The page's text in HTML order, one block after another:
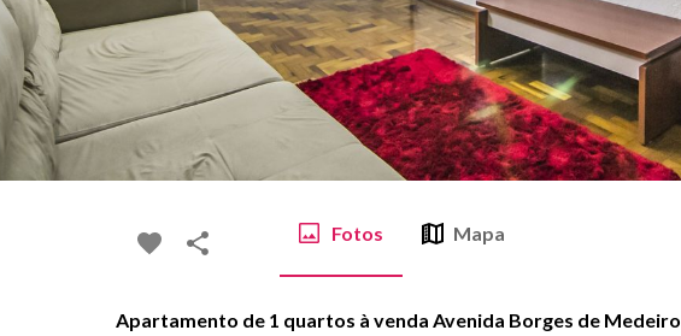
Fotos Mapa
Apartamento de 1 quartos à venda Avenida Borges de